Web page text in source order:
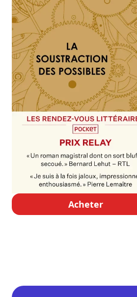
Acheter
Livres
Livres les plus
Prix littéraires